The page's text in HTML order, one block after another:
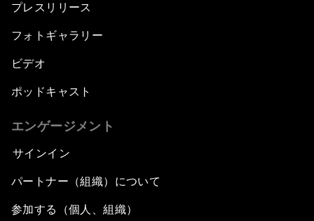
プレスリリース
フォトギャラリー
ビデオ
ポッドキャスト
エンゲージメント
サインイン
パートナー（組織）について
参加する（個人、組織）